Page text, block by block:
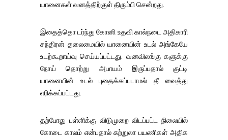
யானைகள் வனத்திற்குள் திரும்பி சென்றது.
இதைத்தொ டர்ந்து கோனி உதவி கால்நடை அதிகாரி
சந்திரன் தலைமையில் யானையின் உடல் அங்கேயே
உடற்கூறாய்வு செய்யப்பட்டது. வனவிலங்கு களுக்கு
நோய் தொற்று அபாயம் இருப்பதால் குட்டி
யானையின் உடல் புதைக்கப்படாமல் தீ வைத்து
எரிக்கப்பட்டது.
தற்போது பள்ளிக்கு விடுமுறை விடப்பட்ட நிலையில்
கோடை காலம் என்பதால் சுற்றுலா பயணிகள் அதிக